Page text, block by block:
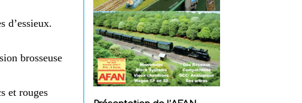
d’essieux.
brosseuse
et rouges